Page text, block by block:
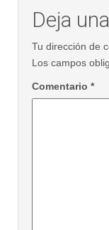
Deja
Tu dirección de
Los campos
Comentario *